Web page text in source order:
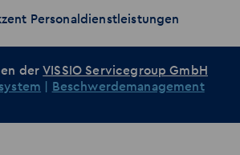
Personaldienstleistungen
derVISSIO Servicegroup GmbH
Beschwerdemanagement